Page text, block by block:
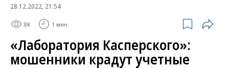
28.12.2022, 21:54
8K 1 мин.
«Лаборатория Касперского»:
мошенники крадут учетные